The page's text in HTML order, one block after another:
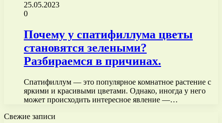
25.05.2023
0
Почему у спатифиллума цветы
становятся зелеными?
Разбираемся в причинах.
Спатифиллум — это популярное комнатное растение с
яркими и красивыми цветами. Однако, иногда у него
может происходить интересное явление —…
Свежие записи